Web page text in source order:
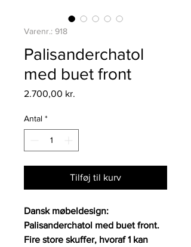
Varenr.: 918
Palisanderchatol
med buet front
2.700,00 kr.
Antal *
Tilføj til kurv
Dansk møbeldesign:
Palisanderchatol med buet front.
Fire store skuffer, hvoraf 1 kan